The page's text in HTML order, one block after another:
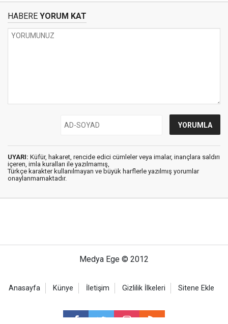
HABERE YORUM KAT
UYARI: Küfür, hakaret, rencide edici cümleler veya imalar, inançlara saldırı
içeren, imla kuralları ile yazılmamış,
Türkçe karakter kullanılmayan ve büyük harflerle yazılmış yorumlar
onaylanmamaktadır.
Medya Ege © 2012
Anasayfa Künye İletişim Gizlilik İlkeleri Sitene Ekle